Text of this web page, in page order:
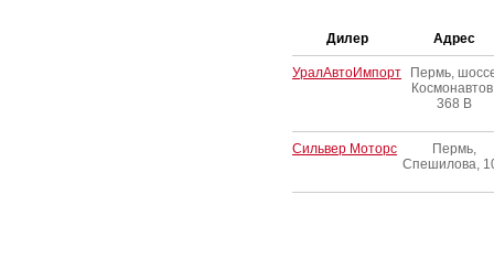
Дилер Адрес
УралАвтоИмпорт
Пермь,
368 В
Сильвер Моторс
Пермь,
Спешилова,